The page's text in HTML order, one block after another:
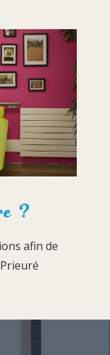
?
afin de